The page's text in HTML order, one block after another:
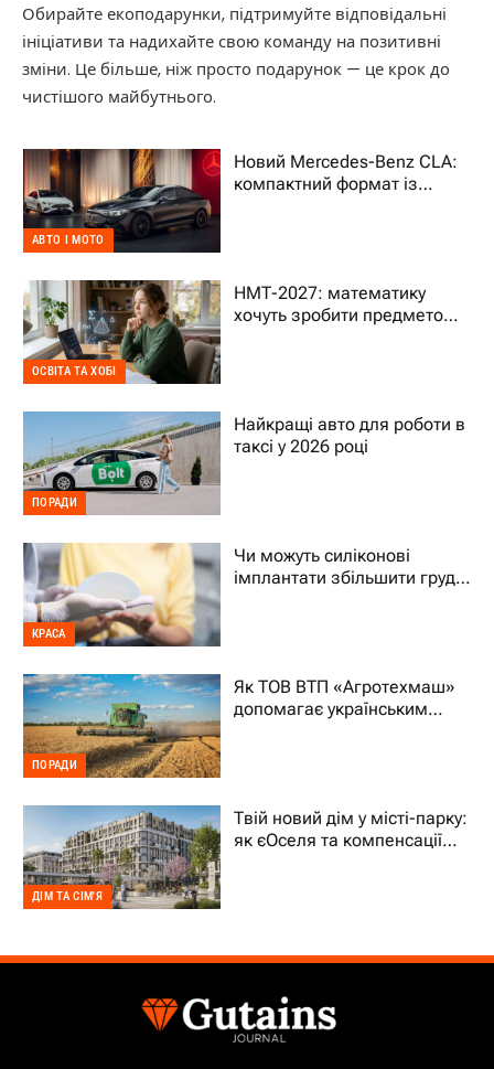
Обирайте екоподарунки, підтримуйте відповідальні
ініціативи та надихайте свою команду на позитивні
зміни. Це більше, ніж просто подарунок — це крок до
чистішого майбутнього.
АВТО І МОТО
Новий Mercedes-Benz CLA:
компактний формат із
ОСВІТА ТА ХОБІ
НМТ-2027: математику
хочуть зробити предметом
ПОРАДИ
Найкращі авто для роботи в
таксі у 2026 році
КРАСА
Чи можуть силіконові
імплантати збільшити груди
ПОРАДИ
Як ТОВ ВТП «Агротехмаш»
допомагає українським
ДІМ ТА СІМ'Я
Твій новий дім у місті-парку:
як єОселя та компенсації